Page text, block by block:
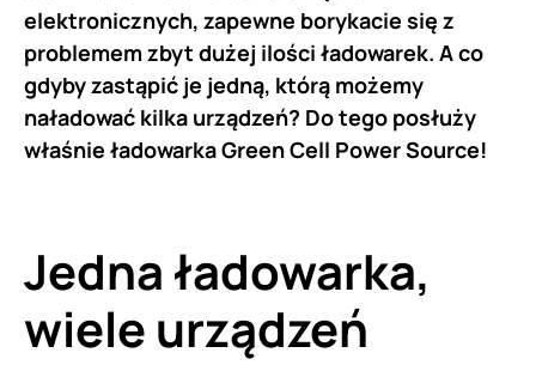
elektronicznych, zapewne borykacie się z
problemem zbyt dużej ilości ładowarek. A co
gdyby zastąpić je jedną, którą możemy
naładować kilka urządzeń? Do tego posłuży
właśnie ładowarka Green Cell Power Source!
Jedna ładowarka,
wiele urządzeń